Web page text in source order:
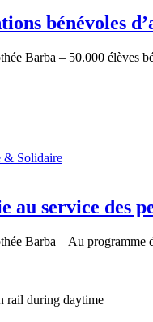
bénévoles
Barba – 50.000 élèves
& Solidaire
service des
Barba – Au